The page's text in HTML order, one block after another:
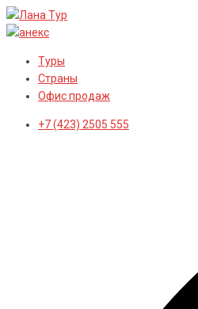
Перейти
к
Туры
Страны
Офис продаж
+7 (423) 2505 555